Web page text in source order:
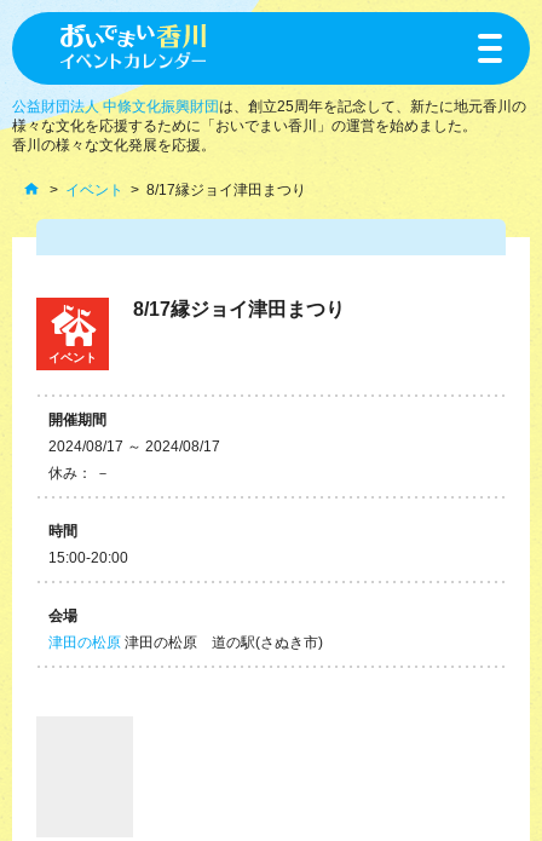
toggle
公益財団法人 中條文化振興財団は、創立25周年を記念して、新たに地元香川の
様々な文化を応援するために「おいでまい香川」の運営を始めました。
香川の様々な文化発展を応援。
イベント 8/17縁ジョイ津田まつり
イベント
8/17縁ジョイ津田まつり
開催期間
2024/08/17 ～ 2024/08/17
休み： －
時間
15:00-20:00
会場
津田の松原 津田の松原 道の駅(さぬき市)